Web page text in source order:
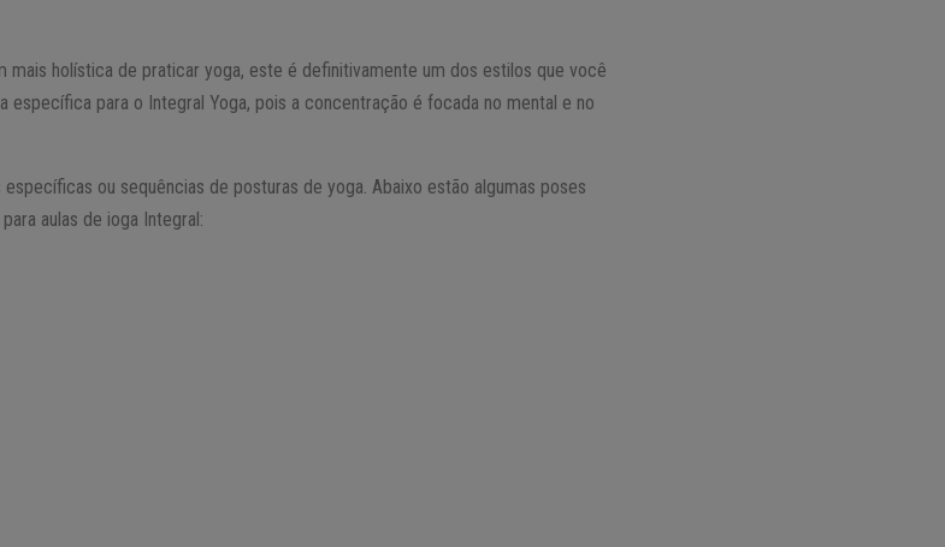
mais holística de praticar yoga, este é definitivamente um dos estilos que você
específica para o Integral Yoga, pois a concentração é focada no mental e no
ou sequências de posturas de yoga. Abaixo estão algumas poses
aulas de ioga Integral: